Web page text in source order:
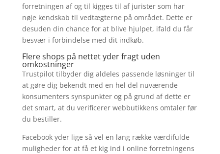
forretningen af og til kigges til af jurister som har
nøje kendskab til vedtægterne på området. Dette er
desuden din chance for at blive hjulpet, ifald du får
besvær i forbindelse med dit indkøb.
Flere shops på nettet yder fragt uden
omkostninger
Trustpilot tilbyder dig aldeles passende løsninger til
at gøre dig bekendt med en hel del nuværende
konsumenters synspunkter og på grund af dette er
det smart, at du verificerer webbutikkens omtaler før
du bestiller.
Facebook yder lige så vel en lang række værdifulde
muligheder for at få et kig ind i online forretningens